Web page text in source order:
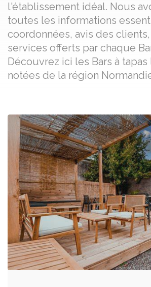
l'établissement idéal. Nous
toutes les informations
coordonnées, avis des
services offerts par chaque
Découvrez ici les Bars à
notées de la région